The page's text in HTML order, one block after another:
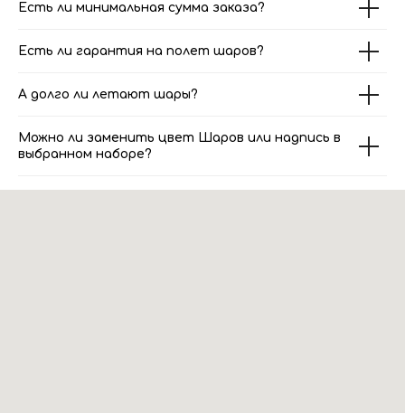
Есть ли минимальная сумма заказа?
Есть ли гарантия на полет шаров?
А долго ли летают шары?
Можно ли заменить цвет Шаров или надпись в
выбранном наборе?